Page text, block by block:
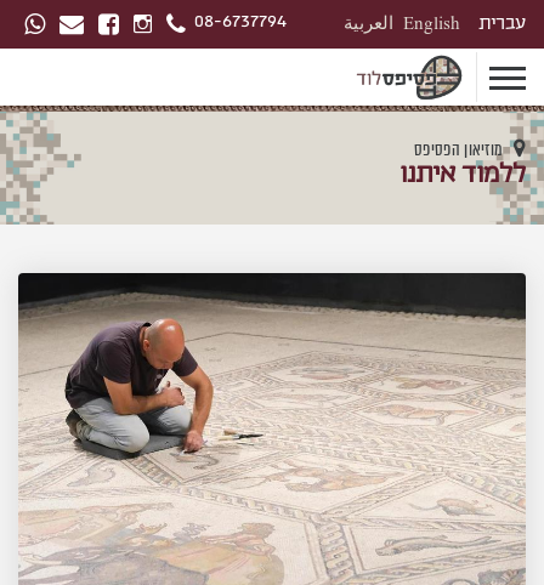
עברית English العربية 08-6737794
מוזיאון הפסיפס
ללמוד איתנו